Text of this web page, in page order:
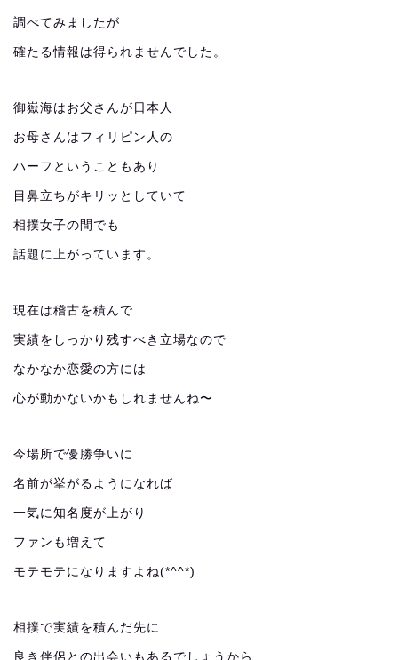
調べてみましたが
確たる情報は得られませんでした。
御嶽海はお父さんが日本人
お母さんはフィリピン人の
ハーフということもあり
目鼻立ちがキリッとしていて
相撲女子の間でも
話題に上がっています。
現在は稽古を積んで
実績をしっかり残すべき立場なので
なかなか恋愛の方には
心が動かないかもしれませんね〜
今場所で優勝争いに
名前が挙がるようになれば
一気に知名度が上がり
ファンも増えて
モテモテになりますよね(*^^*)
相撲で実績を積んだ先に
良き伴侶との出会いもあるでしょうから